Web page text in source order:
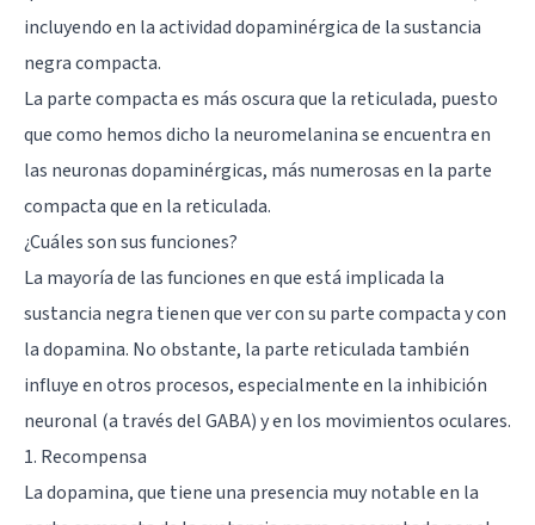
incluyendo en la actividad dopaminérgica de la sustancia
negra compacta.
La parte compacta es más oscura que la reticulada, puesto
que como hemos dicho la neuromelanina se encuentra en
las neuronas dopaminérgicas, más numerosas en la parte
compacta que en la reticulada.
¿Cuáles son sus funciones?
La mayoría de las funciones en que está implicada la
sustancia negra tienen que ver con su parte compacta y con
la dopamina. No obstante, la parte reticulada también
influye en otros procesos, especialmente en la inhibición
neuronal (a través del GABA) y en los movimientos oculares.
1. Recompensa
La dopamina, que tiene una presencia muy notable en la